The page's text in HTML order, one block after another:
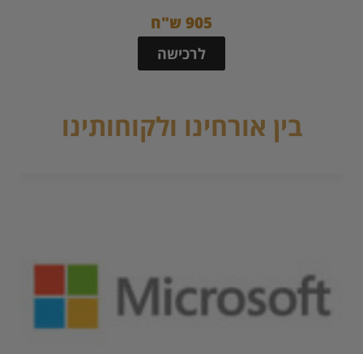
905 ש"ח
לרכישה
בין אורחינו ולקוחותינו